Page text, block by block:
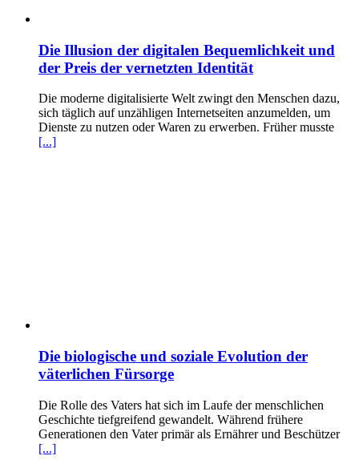
Die Illusion der digitalen Bequemlichkeit und
der Preis der vernetzten Identität
Die moderne digitalisierte Welt zwingt den Menschen dazu,
sich täglich auf unzähligen Internetseiten anzumelden, um
Dienste zu nutzen oder Waren zu erwerben. Früher musste
[...]
Die biologische und soziale Evolution der
väterlichen Fürsorge
Die Rolle des Vaters hat sich im Laufe der menschlichen
Geschichte tiefgreifend gewandelt. Während frühere
Generationen den Vater primär als Ernährer und Beschützer
[...]